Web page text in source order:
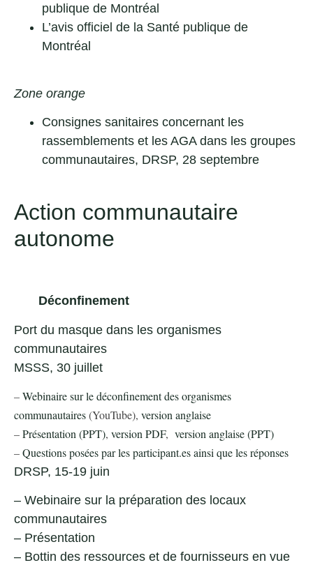
publique de Montréal
L’avis officiel de la Santé publique de
Montréal
Zone orange
Consignes sanitaires concernant les
rassemblements et les AGA dans les groupes
communautaires, DRSP, 28 septembre
Action communautaire
autonome
Déconfinement
Port du masque dans les organismes
communautaires
MSSS, 30 juillet
–Webinaire sur le déconfinement des organismes
communautaires(YouTube), version anglaise
–Présentation (PPT), version PDF, version anglaise (PPT)
–Questions posées par les participant.es ainsi que les réponses
DRSP, 15-19 juin
– Webinaire sur la préparation des locaux
communautaires
– Présentation
– Bottin des ressources et de fournisseurs en vue